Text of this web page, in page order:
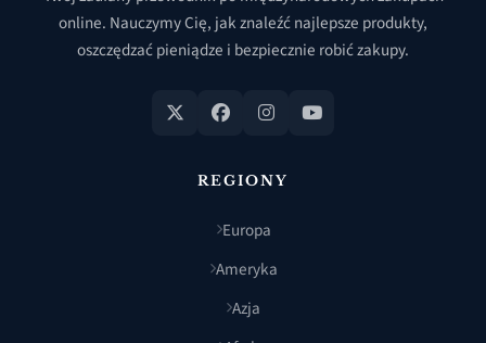
online. Nauczymy Cię, jak znaleźć najlepsze produkty,
oszczędzać pieniądze i bezpiecznie robić zakupy.
REGIONY
Europa
Ameryka
Azja